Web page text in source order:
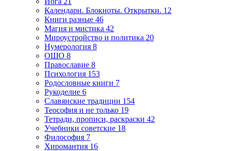
Календари. Блокноты. Открытки. 12
Книги разные 46
Магия и мистика 42
Мироустройство и политика 20
Нумерология 8
ОШО 8
Православие 8
Психология 153
Родословные книги 7
Рукоделие 6
Славянские традиции 154
Теософия и не только 19
Тетради, прописи, раскраски 42
Учебники советские 18
Философия 7
Хиромантия 16